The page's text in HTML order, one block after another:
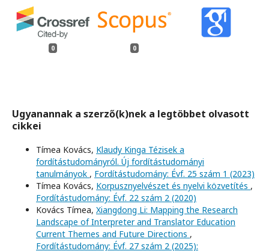
0 0
Ugyanannak a szerző(k)nek a legtöbbet olvasott
cikkei
Tímea Kovács, Klaudy Kinga Tézisek a
fordítástudományról. Új fordítástudományi
tanulmányok , Fordítástudomány: Évf. 25 szám 1 (2023)
Tímea Kovács, Korpusznyelvészet és nyelvi közvetítés ,
Fordítástudomány: Évf. 22 szám 2 (2020)
Kovács Tímea, Xiangdong Li: Mapping the Research
Landscape of Interpreter and Translator Education
Current Themes and Future Directions ,
Fordítástudomány: Évf. 27 szám 2 (2025):